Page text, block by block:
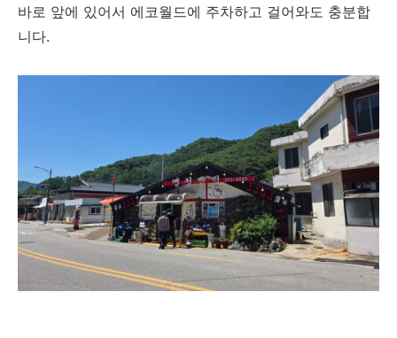
바로 앞에 있어서 에코월드에 주차하고 걸어와도 충분합
니다.